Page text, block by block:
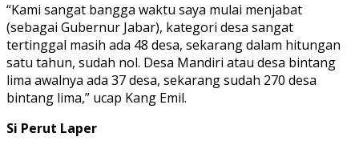
“Kami sangat bangga waktu saya mulai menjabat
(sebagai Gubernur Jabar), kategori desa sangat
tertinggal masih ada 48 desa, sekarang dalam hitungan
satu tahun, sudah nol. Desa Mandiri atau desa bintang
lima awalnya ada 37 desa, sekarang sudah 270 desa
bintang lima,” ucap Kang Emil.
Si Perut Laper